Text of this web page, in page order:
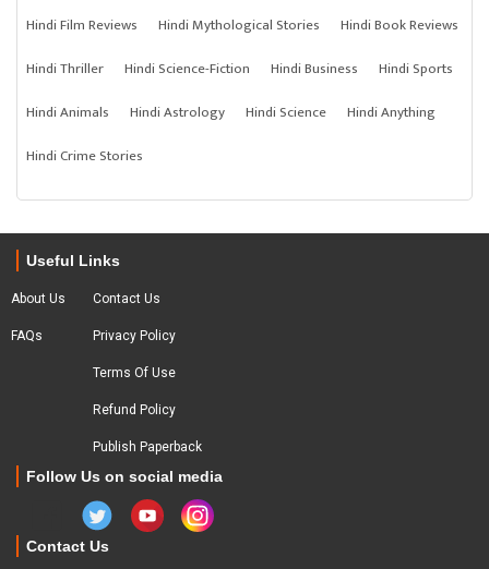
Hindi Film Reviews
Hindi Mythological Stories
Hindi Book Reviews
Hindi Thriller
Hindi Science-Fiction Hindi Business
Hindi Sports
Hindi Animals
Hindi Astrology Hindi Science
Hindi Anything
Hindi Crime Stories
Useful Links
About Us
FAQs
Contact Us
Privacy Policy
Terms Of Use
Refund Policy
Publish Paperback
Follow Us on social media
Contact Us